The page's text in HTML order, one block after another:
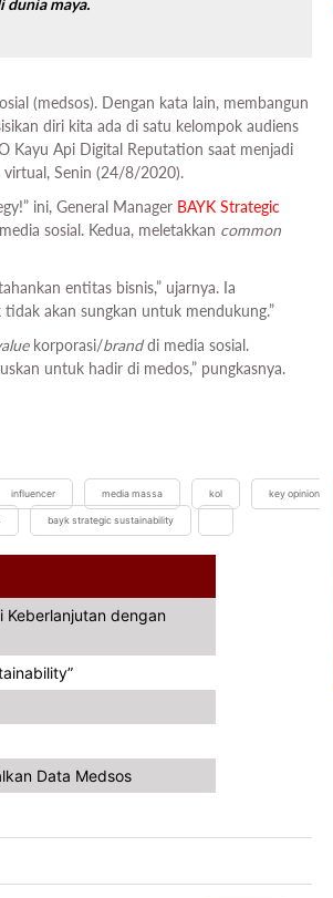
dunia maya.
(medsos). Dengan kata lain, membangun
diri kita ada di satu kelompok audiens
Kayu Api Digital Reputation saat menjadi
virtual, Senin (24/8/2020).
ini, General Manager BAYK Strategic
sosial. Kedua, meletakkan common
entitas bisnis,” ujarnya. Ia
tidak akan sungkan untuk mendukung.”
korporasi/branddi media sosial.
untuk hadir di medos,” pungkasnya.
influencer media massa kol key opinion
bayk strategic sustainability
Keberlanjutan dengan
Data Medsos